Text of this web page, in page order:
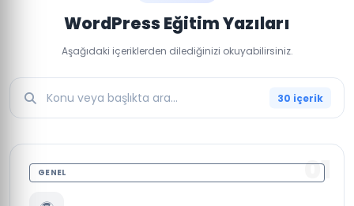
WordPress Eğitim Yazıları
Aşağıdaki içeriklerden dilediğinizi okuyabilirsiniz.
30 içerik
01
GENEL